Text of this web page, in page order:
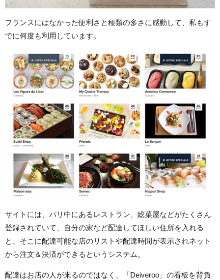
フランスにはなかった便利さと種類の多さに感動して、私もす
でに何度も利用しています。
サイトには、パリ中にあるレストラン、総菜屋などがたくさん
登録されていて、自分の家など配達してほしい住所を入れる
と、そこに配達可能な店のリストや配達時間が表示されネット
から注文＆決済ができるというシステム。
配達はお店の人が来るのではなく、「Deiveroo」の看板を背負